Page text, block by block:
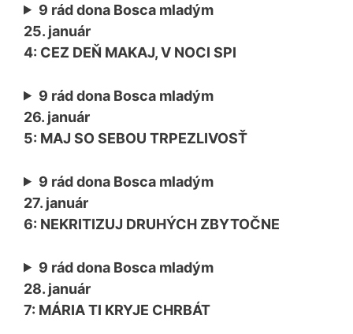
9 rád dona Bosca mladým
25. január
4: CEZ DEŇ MAKAJ, V NOCI SPI
9 rád dona Bosca mladým
26. január
5: MAJ SO SEBOU TRPEZLIVOSŤ
9 rád dona Bosca mladým
27. január
6: NEKRITIZUJ DRUHÝCH ZBYTOČNE
9 rád dona Bosca mladým
28. január
7: MÁRIA TI KRYJE CHRBÁT